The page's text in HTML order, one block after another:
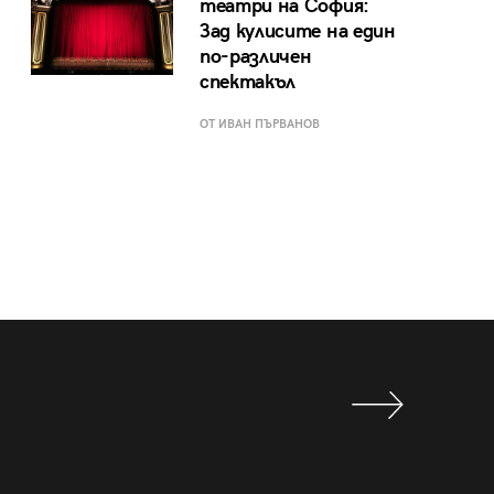
театри на София:
Зад кулисите на един
по-различен
спектакъл
ОТ ИВАН ПЪРВАНОВ